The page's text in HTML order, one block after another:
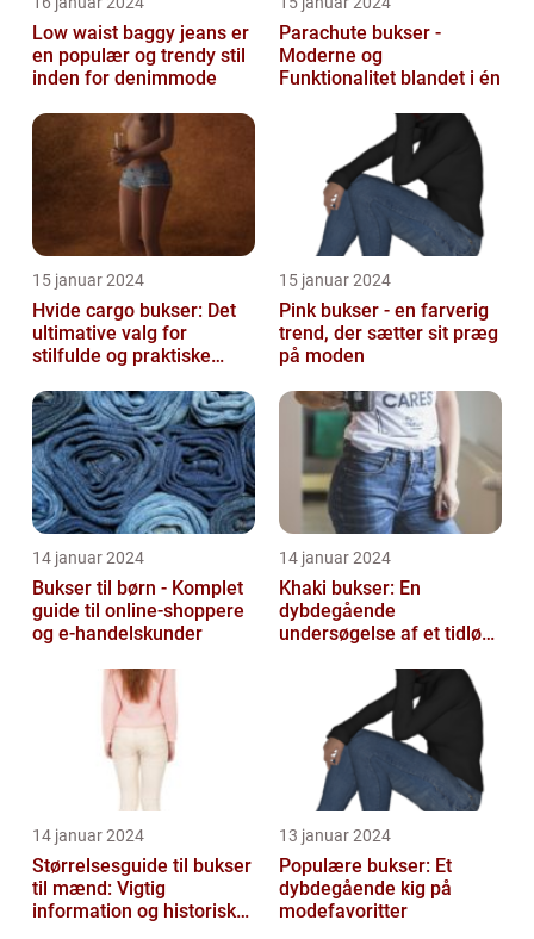
Low waist baggy jeans er
en populær og trendy stil
inden for denimmode
Parachute bukser -
Moderne og
Funktionalitet blandet i én
15 januar 2024
Hvide cargo bukser: Det
ultimative valg for
stilfulde og praktiske
15 januar 2024
Pink bukser - en farverig
trend, der sætter sit præg
på moden
14 januar 2024
Bukser til børn - Komplet
guide til online-shoppere
og e-handelskunder
14 januar 2024
Khaki bukser: En
dybdegående
undersøgelse af et tidløst
14 januar 2024
Størrelsesguide til bukser
til mænd: Vigtig
information og historisk
13 januar 2024
Populære bukser: Et
dybdegående kig på
modefavoritter